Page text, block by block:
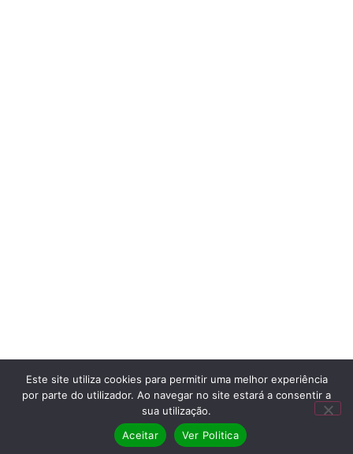
Este site utiliza cookies para permitir uma melhor experiência
por parte do utilizador. Ao navegar no site estará a consentir a
sua utilização.
Aceitar
Ver Politica